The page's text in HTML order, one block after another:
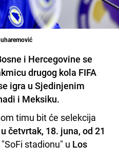
i Hercegovine se
drugog kola FIFA
igra u Sjedinjenim
i Meksiku.
timu bit će selekcija
u četvrtak, 18. juna, od 21
stadionu" u Los